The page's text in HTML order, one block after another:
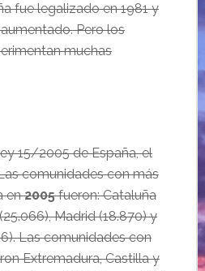
fuelegalizadoen 1981 y
Pero los
muchas
15/2005 de España, el
comunidades con más
en2005fueron: Cataluña
Madrid (18.870) y
Las comunidades con
Extremadura, Castilla y